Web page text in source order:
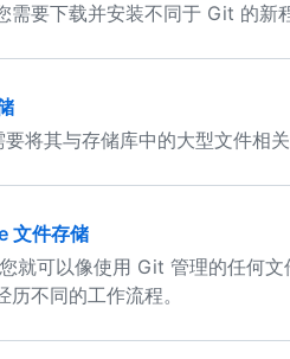
需要下载并安装不同于 Git 的新
要将其与存储库中的大型文件相
文件存储
就可以像使用 Git 管理的任何
不同的工作流程。